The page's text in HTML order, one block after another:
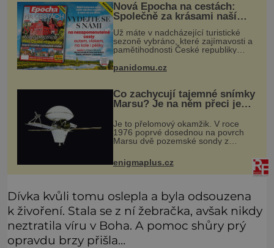
Nová Epocha na cestách:
Společně za krásami naší
vlasti
Už máte v nadcházející turistické
sezoně vybráno, které zajímavosti a
pamětihodnosti České republiky
navštívíte? V prodeji je právě nové
číslo Epochy na cestách, které vám
při rozhodování určitě pomůž
panidomu.cz
Co zachycují tajemné snímky
Marsu? Je na něm přeci jen
Je to přelomový okamžik. V roce
1976 poprvé dosednou na povrch
Marsu dvě pozemské sondy z
Viking, které jsou schopny pořídit
fotografie záhadami opředené rudé
planety. V
enigmaplus.cz
Dívka kvůli tomu oslepla a byla odsouzena
k živoření. Stala se z ní žebračka, avšak nikdy
neztratila víru v Boha. A pomoc shůry prý
opravdu brzy přišla…